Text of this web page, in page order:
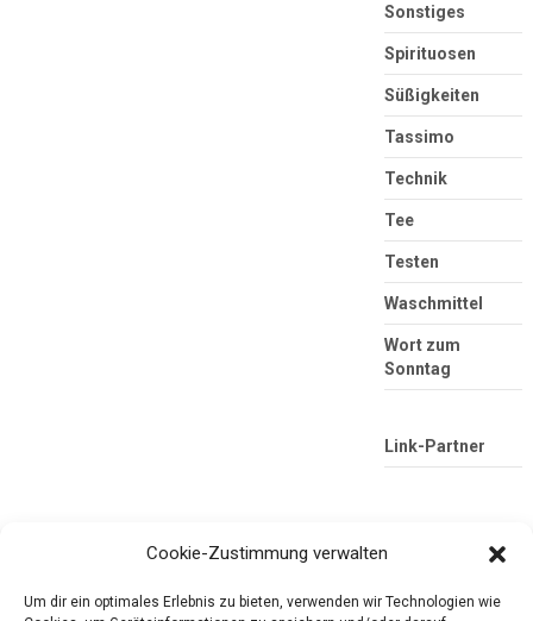
Sonstiges
Spirituosen
Süßigkeiten
Tassimo
Technik
Tee
Testen
Waschmittel
Wort zum
Sonntag
Link-Partner
Cookie-Zustimmung verwalten
Um dir ein optimales Erlebnis zu bieten, verwenden wir Technologien wie